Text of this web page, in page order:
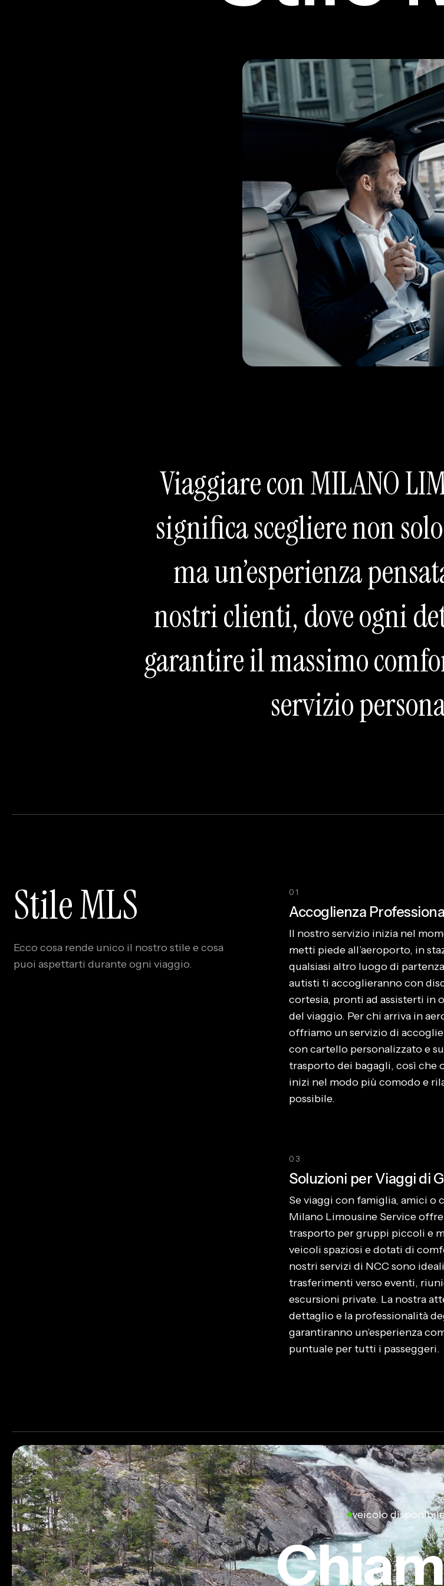
Viaggiare con MILANO
significa scegliere non
ma un’esperienza
nostri clienti, dove ogni
garantire il massimo
servizio
Stile MLS
Ecco cosa rende unico il nostro stile e cosa
puoi aspettarti durante ogni viaggio.
01
Accoglienza
Il nostro servizio inizia nel
metti piede all’aeroporto, in
qualsiasi altro luogo di
autisti ti accoglieranno con
cortesia, pronti ad assisterti in
del viaggio. Per chi arriva in
offriamo un servizio di
con cartello personalizzato e
trasporto dei bagagli, così che
inizi nel modo più comodo e
possibile.
03
Soluzioni per Viaggi di
Se viaggi con famiglia, amici o
Milano Limousine Service
trasporto per gruppi piccoli e
veicoli spaziosi e dotati di
nostri servizi di NCC sono
trasferimenti verso eventi,
escursioni private. La nostra
dettaglio e la professionalità
garantiranno un’esperienza
puntuale per tutti i passeggeri.
veicolo